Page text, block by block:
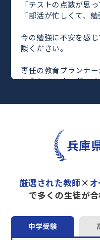
「テストの点数が思
「部活が忙しくて、
今の勉強に不安を感
談ください。
専任の教育プランナ
に合わせてオーダー
完全マンツーマンで
さらに、単元別の学
や授業内容や授
「DAILY TRY」
など
トライで一緒に“自
か？
オンラインでの学習
兵庫
厳選された教師×
で多くの生徒が合
中学受験